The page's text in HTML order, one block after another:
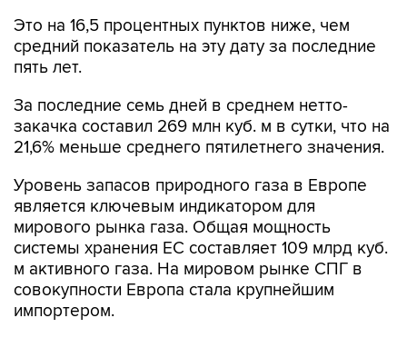
Это на 16,5 процентных пунктов ниже, чем
средний показатель на эту дату за последние
пять лет.
За последние семь дней в среднем нетто-
закачка составил 269 млн куб. м в сутки, что на
21,6% меньше среднего пятилетнего значения.
Уровень запасов природного газа в Европе
является ключевым индикатором для
мирового рынка газа. Общая мощность
системы хранения ЕС составляет 109 млрд куб.
м активного газа. На мировом рынке СПГ в
совокупности Европа стала крупнейшим
импортером.